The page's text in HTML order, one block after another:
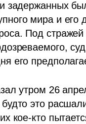
задержанных
мира и
Под
его
утром 26
это
кое-кто